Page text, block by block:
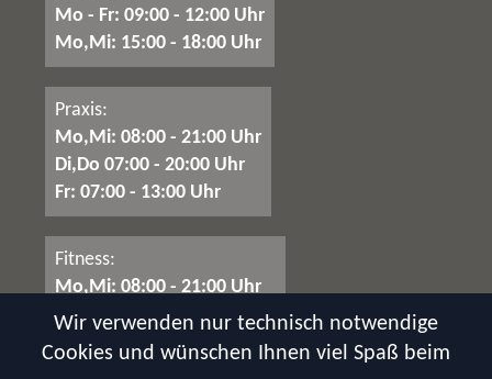
Wir verwenden nur technisch notwendige
Cookies und wünschen Ihnen viel Spaß beim
Mo - Fr: 09:00 - 12:00 Uhr
Mo,Mi: 15:00 - 18:00 Uhr
Praxis:
Mo,Mi: 08:00 - 21:00 Uhr
Di,Do 07:00 - 20:00 Uhr
Fr: 07:00 - 13:00 Uhr
Fitness:
Mo,Mi: 08:00 - 21:00 Uhr
Di,Do,Fr: 07:00 - 20:00 Uhr
Samstag: 08:00 - 14:00 Uhr